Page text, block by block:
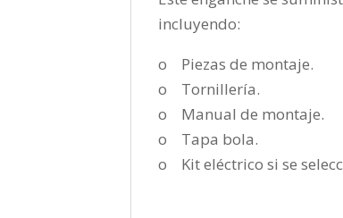
incluyendo:
o Piezas de montaje.
o Tornillería.
o Manual de montaje.
o Tapa bola.
o Kit eléctrico si se